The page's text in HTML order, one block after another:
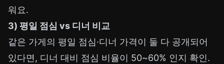
워요.
3) 평일 점심 vs 디너 비교
같은 가게의 평일 점심·디너 가격이 둘 다 공개되어
있다면, 디너 대비 점심 비율이 50~60% 인지 확인.